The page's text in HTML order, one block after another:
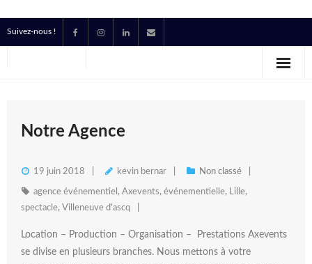
Suivez-nous !
Prestataire Technique Événementiel
Contact
Notre Agence
19 juin 2018 kevin bernar Non classé
agence événementiel , Axevents, événementielle, Lille,
spectacle, Villeneuve d'ascq
Location – Production – Organisation – Prestations Axevents
se divise en plusieurs branches. Nous mettons à votre